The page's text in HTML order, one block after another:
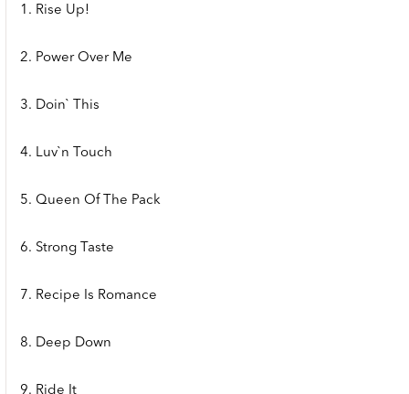
1. Rise Up!
2. Power Over Me
3. Doin` This
4. Luv`n Touch
5. Queen Of The Pack
6. Strong Taste
7. Recipe Is Romance
8. Deep Down
9. Ride It